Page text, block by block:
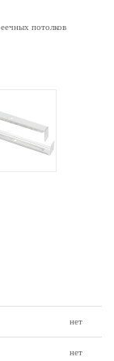
потолков
нет
нет